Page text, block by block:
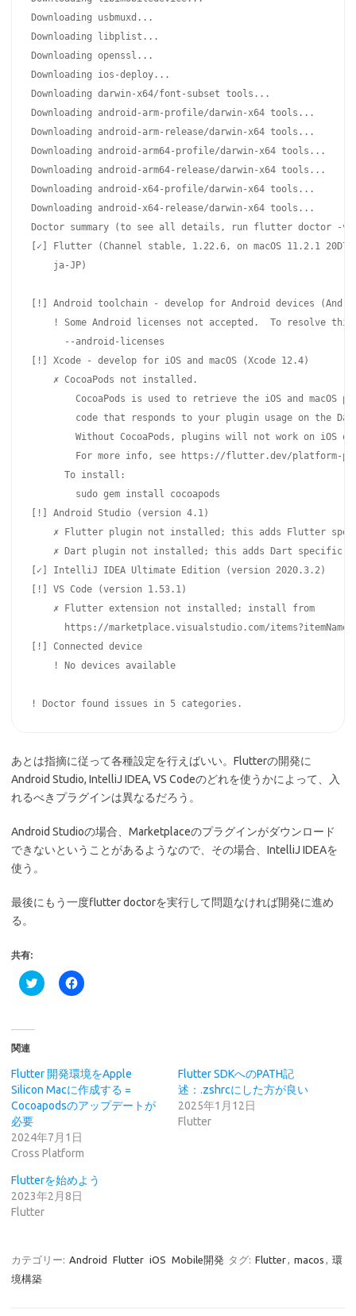
Downloading usbmuxd...
Downloading libplist...
Downloading openssl...
Downloading ios-deploy...
Downloading darwin-x64/font-subset tools...
Downloading android-arm-profile/darwin-x64 tools...
Downloading android-arm-release/darwin-x64 tools...
Downloading android-arm64-profile/darwin-x64 tools...
Downloading android-arm64-release/darwin-x64 tools...
Downloading android-x64-profile/darwin-x64 tools...
Downloading android-x64-release/darwin-x64 tools...
Doctor summary (to see all details, run flutter doctor -
[✓] Flutter (Channel stable, 1.22.6, on macOS 11.2.1
    ja-JP)
[!] Android toolchain - develop for Android devices
! Some Android licenses not accepted.  To resolve
      --android-licenses
[!] Xcode - develop for iOS and macOS (Xcode 12.4)
    ✗ CocoaPods not installed.
CocoaPods is used to retrieve the iOS and macOS
code that responds to your plugin usage on the
Without CocoaPods, plugins will not work on iOS
For more info, see https://flutter.dev/platform-
      To install:
        sudo gem install cocoapods
[!] Android Studio (version 4.1)
✗ Flutter plugin not installed; this adds Flutter
✗ Dart plugin not installed; this adds Dart specific
[✓] IntelliJ IDEA Ultimate Edition (version 2020.3.2)
[!] VS Code (version 1.53.1)
    ✗ Flutter extension not installed; install from
https://marketplace.visualstudio.com/
[!] Connected device
    ! No devices available
あとは指摘に従って各種設定を行えばいい。Flutterの開発に
Android Studio, IntelliJ IDEA, VS Codeのどれを使うかによって、入
れるべきプラグインは異なるだろう。
Android Studioの場合、Marketplaceのプラグインがダウンロード
できないということがあるようなので、その場合、IntelliJ IDEAを
使う。
最後にもう一度flutter doctorを実行して問題なければ開発に進め
る。
共有:
ク
リ
t
t
e
r
で
有
新
い
ウ
ィ
ン
ド
き
ま
す
F
a
共
有
す
る
に
ク
リ
ッ
し
て
く
し
関連
Flutter 開発環境をApple
Silicon Macに作成する =
Cocoapodsのアップデートが
必要
2024年7月1日
Cross Platform
Flutter SDKへのPATH記
述：.zshrcにした方が良い
2025年1月12日
Flutter
Flutterを始めよう
2023年2月8日
Flutter
カテゴリー: Android Flutter iOS Mobile開発 タグ: Flutter, macos , 環
境構築